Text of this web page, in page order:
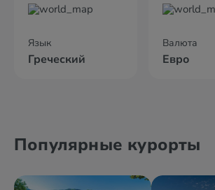
Язык
Греческий
Валюта
Евро
Популярные курорты